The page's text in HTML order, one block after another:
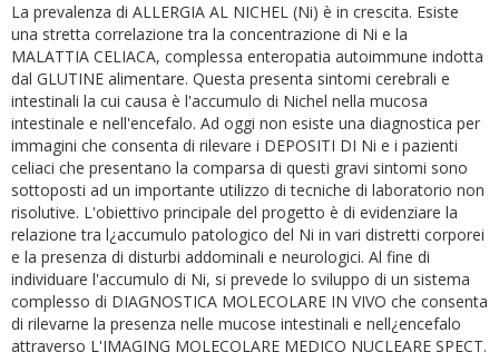
La prevalenza di ALLERGIA AL NICHEL (Ni) è in crescita. Esiste
una stretta correlazione tra la concentrazione di Ni e la
MALATTIA CELIACA, complessa enteropatia autoimmune indotta
dal GLUTINE alimentare. Questa presenta sintomi cerebrali e
intestinali la cui causa è l'accumulo di Nichel nella mucosa
intestinale e nell'encefalo. Ad oggi non esiste una diagnostica per
immagini che consenta di rilevare i DEPOSITI DI Ni e i pazienti
celiaci che presentano la comparsa di questi gravi sintomi sono
sottoposti ad un importante utilizzo di tecniche di laboratorio non
risolutive. L'obiettivo principale del progetto è di evidenziare la
relazione tra l¿accumulo patologico del Ni in vari distretti corporei
e la presenza di disturbi addominali e neurologici. Al fine di
individuare l'accumulo di Ni, si prevede lo sviluppo di un sistema
complesso di DIAGNOSTICA MOLECOLARE IN VIVO che consenta
di rilevarne la presenza nelle mucose intestinali e nell¿encefalo
attraverso L'IMAGING MOLECOLARE MEDICO NUCLEARE SPECT.